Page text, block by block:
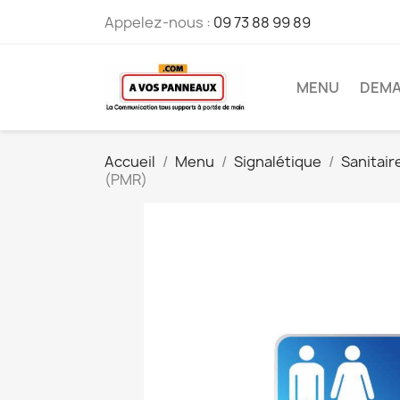
Appelez-nous : 09 73 88 99 89
MENU
Accueil Menu Signalétique
(PMR)